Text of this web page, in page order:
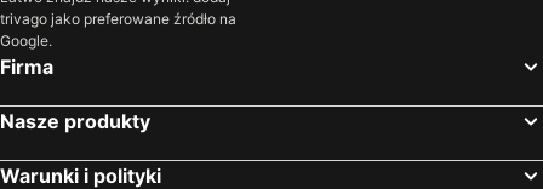
Zamárdi, Southern Transdanubia Hotele
Budapeszt, Węgry Centralne Hotele
Egerszalók, Północne Węgry Hotele
trivago jako preferowane źródło na
Google.
Firma
Nasze produkty
Warunki i polityki